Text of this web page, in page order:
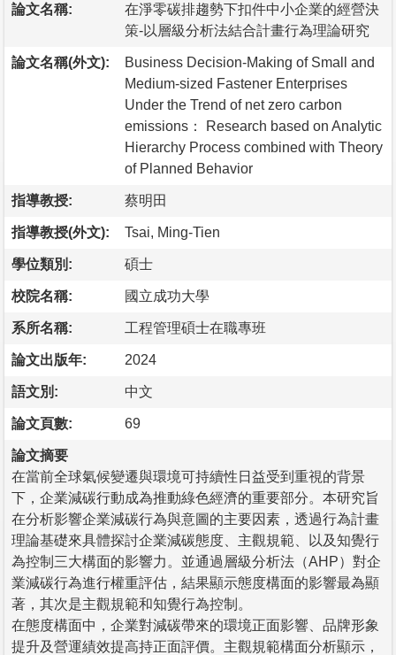
論文名稱:
在淨零碳排趨勢下扣件中小企業的經營決
策-以層級分析法結合計畫行為理論研究
論文名稱(外文):
Business Decision-Making of Small and
Medium-sized Fastener Enterprises
Under the Trend of net zero carbon
emissions： Research based on Analytic
Hierarchy Process combined with Theory
of Planned Behavior
指導教授: 蔡明田
指導教授(外文): Tsai, Ming-Tien
學位類別: 碩士
校院名稱: 國立成功大學
系所名稱: 工程管理碩士在職專班
論文出版年: 2024
語文別: 中文
論文頁數: 69
論文摘要
在當前全球氣候變遷與環境可持續性日益受到重視的背景
下，企業減碳行動成為推動綠色經濟的重要部分。本研究旨
在分析影響企業減碳行為與意圖的主要因素，透過行為計畫
理論基礎來具體探討企業減碳態度、主觀規範、以及知覺行
為控制三大構面的影響力。並通過層級分析法（AHP）對企
業減碳行為進行權重評估，結果顯示態度構面的影響最為顯
著，其次是主觀規範和知覺行為控制。
在態度構面中，企業對減碳帶來的環境正面影響、品牌形象
提升及營運績效提高持正面評價。主觀規範構面分析顯示，